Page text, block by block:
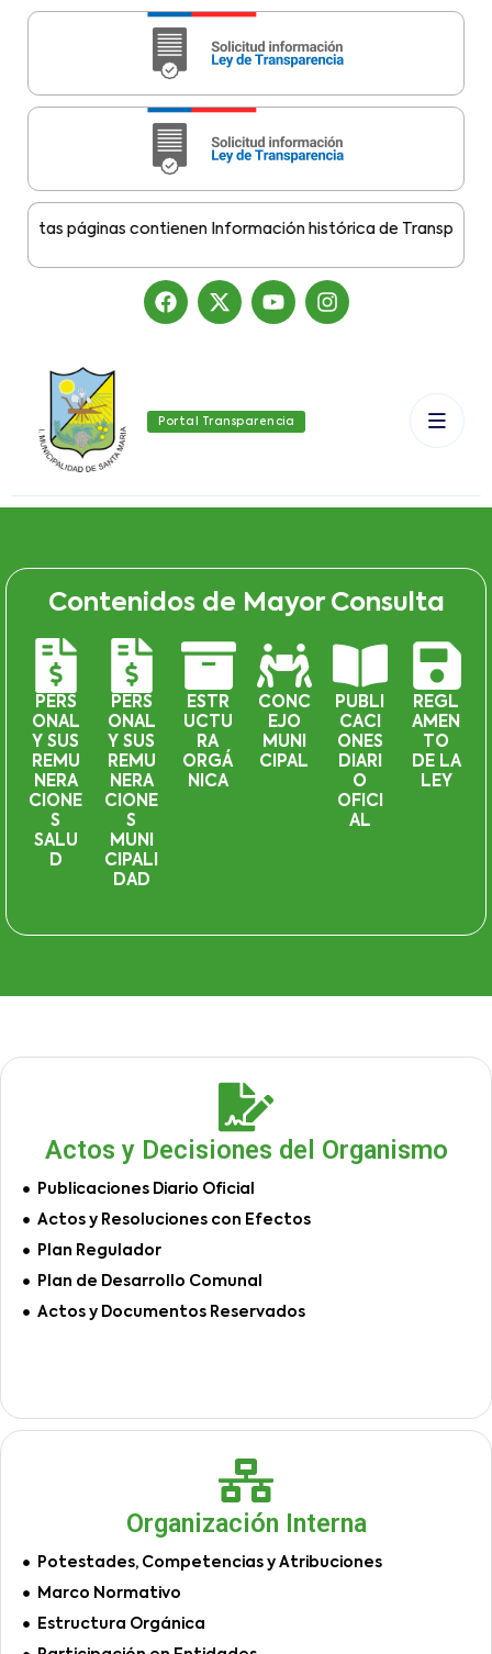
páginas contienen Información histórica de Transparencia
Portal Transparencia
Contenidos de Mayor Consulta
PERS
ONAL
Y SUS
REMU
NERA
CIONE
S
SALU
D
PERS
ONAL
Y SUS
REMU
NERA
CIONE
S
MUNI
CIPALI
DAD
ESTR
UCTU
RA
ORGÁ
NICA
CONC
EJO
MUNI
CIPAL
PUBLI
CACI
ONES
DIARI
O
OFICI
AL
REGL
AMEN
TO
DE LA
LEY
Actos y Decisiones del Organismo
Publicaciones Diario Oficial
Actos y Resoluciones con Efectos
Plan Regulador
Plan de Desarrollo Comunal
Actos y Documentos Reservados
Organización Interna
Potestades, Competencias y Atribuciones
Marco Normativo
Estructura Orgánica